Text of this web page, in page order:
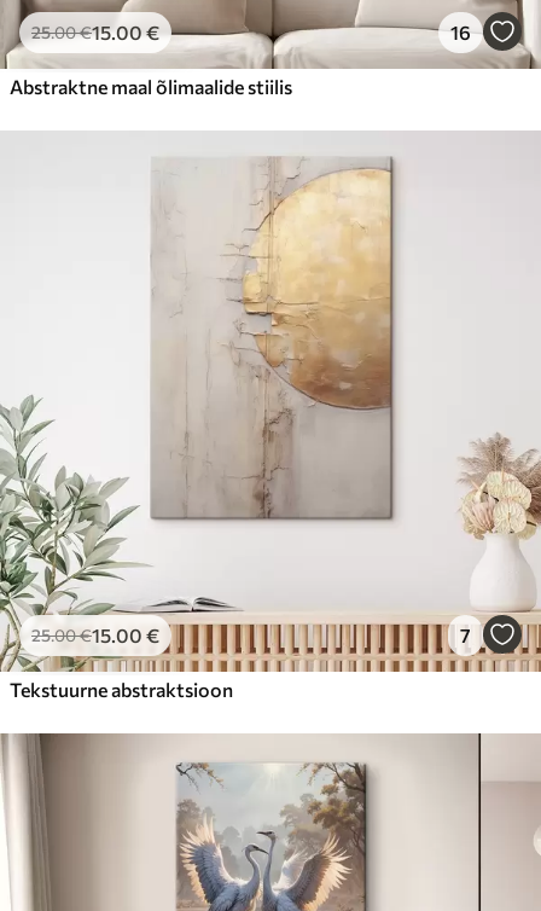
25.00€15.00€ 16
Abstraktne maal õlimaalide stiilis
25.00€15.00 € 7
Tekstuurne abstraktsioon